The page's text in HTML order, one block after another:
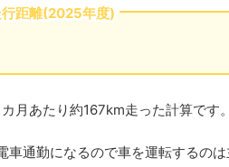
距離(2025年度)
月あたり約167km走った計算です。
車通勤になるので車を運転するの